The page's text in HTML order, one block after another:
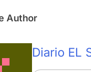
Author
Diario EL